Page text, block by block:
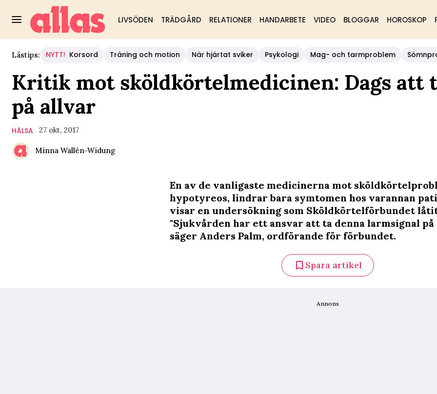
LIVSÖDEN TRÄDGÅRD RELATIONER HANDARBETE VIDEO BLOGGAR HOROSKOP
Lästips: NYTT! Korsord Träning och motion När hjärtat sviker Psykologi Mag- och tarmproblem
Kritik mot sköldkörtelmedicinen: Dags att
på allvar
HÄLSA 27 okt, 2017
Minna Wallén-Widung
En av de vanligaste medicinerna mot
hypotyreos, lindrar bara symtomen hos varannan
visar en undersökning som Sköldkörtelförbundet
"Sjukvården har ett ansvar att ta denna larmsignal på
säger Anders Palm, ordförande för förbundet.
Spara artikel
Annons